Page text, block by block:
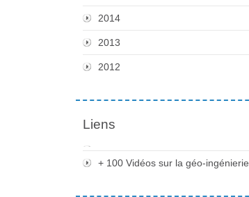
2014
2013
2012
Liens
+ 100 Vidéos sur la géo-ingénierie